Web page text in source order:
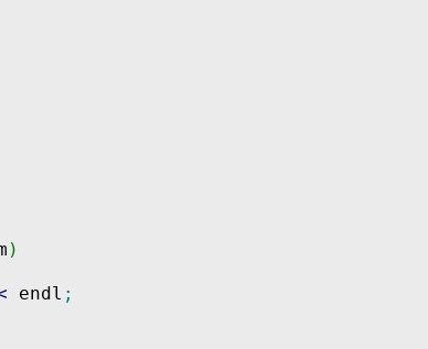
)
endl ;